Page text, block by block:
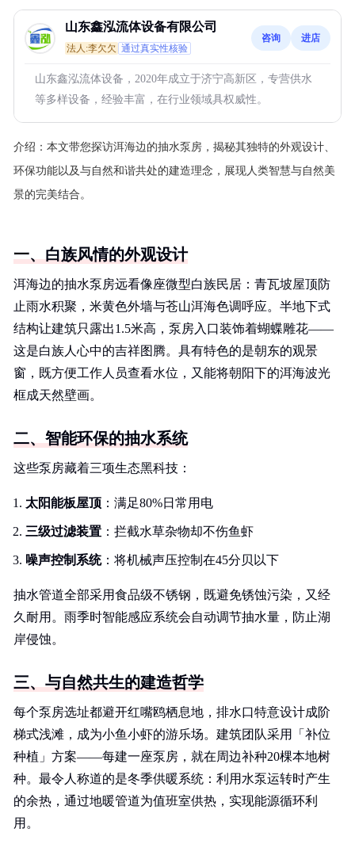
山东鑫泓流体设备有限公司
法人:李欠欠 通过真实性核验
咨询 进店
山东鑫泓流体设备，2020年成立于济宁高新区，专营供水
等多样设备，经验丰富，在行业领域具权威性。
介绍： 本文带您探访洱海边的抽水泵房，揭秘其独特的外观设计、
环保功能以及与自然和谐共处的建造理念，展现人类智慧与自然美
景的完美结合。
一、白族风情的外观设计
洱海边的抽水泵房远看像座微型白族民居：青瓦坡屋顶防
止雨水积聚，米黄色外墙与苍山洱海色调呼应。半地下式
结构让建筑只露出1.5米高，泵房入口装饰着蝴蝶雕花——
这是白族人心中的吉祥图腾。具有特色的是朝东的观景
窗，既方便工作人员查看水位，又能将朝阳下的洱海波光
框成天然壁画。
二、智能环保的抽水系统
这些泵房藏着三项生态黑科技：
太阳能板屋顶 ：满足80%日常用电
三级过滤装置 ：拦截水草杂物却不伤鱼虾
噪声控制系统：将机械声压控制在45分贝以下
抽水管道全部采用食品级不锈钢，既避免锈蚀污染，又经
久耐用。雨季时智能感应系统会自动调节抽水量，防止湖
岸侵蚀。
三、与自然共生的建造哲学
每个泵房选址都避开红嘴鸥栖息地，排水口特意设计成阶
梯式浅滩，成为小鱼小虾的游乐场。建筑团队采用「补位
种植」方案——每建一座泵房，就在周边补种20棵本地树
种。最令人称道的是冬季供暖系统：利用水泵运转时产生
的余热，通过地暖管道为值班室供热，实现能源循环利
用。